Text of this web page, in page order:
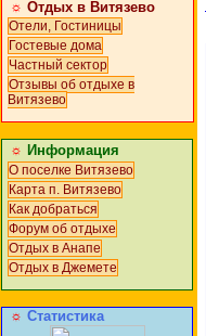
☼ Отдых в Витязево
Отели, Гостиницы
Гостевые дома
Частный сектор
Отзывы об отдыхе в
Витязево
☼ Информация
О поселке Витязево
Карта п. Витязево
Как добраться
Форум об отдыхе
Отдых в Анапе
Отдых в Джемете
☼ Статистика